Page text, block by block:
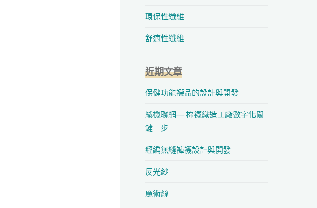
環保性纖維
舒適性纖維
近期文章
保健功能襪品的設計與開發
織機聯網— 棉襪織造工廠數字化關
鍵一步
經編無縫褲襪設計與開發
反光紗
魔術絲